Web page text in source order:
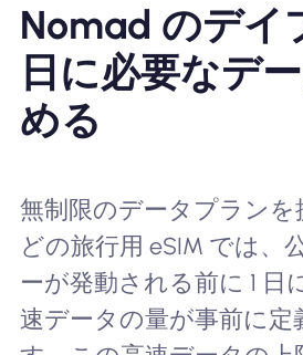
Nomad のデイ
日に必要なデ
める
無制限のデータプラン
どの旅行用 eSIM では、
ーが発動される前に 1 日
速データの量が事前に定